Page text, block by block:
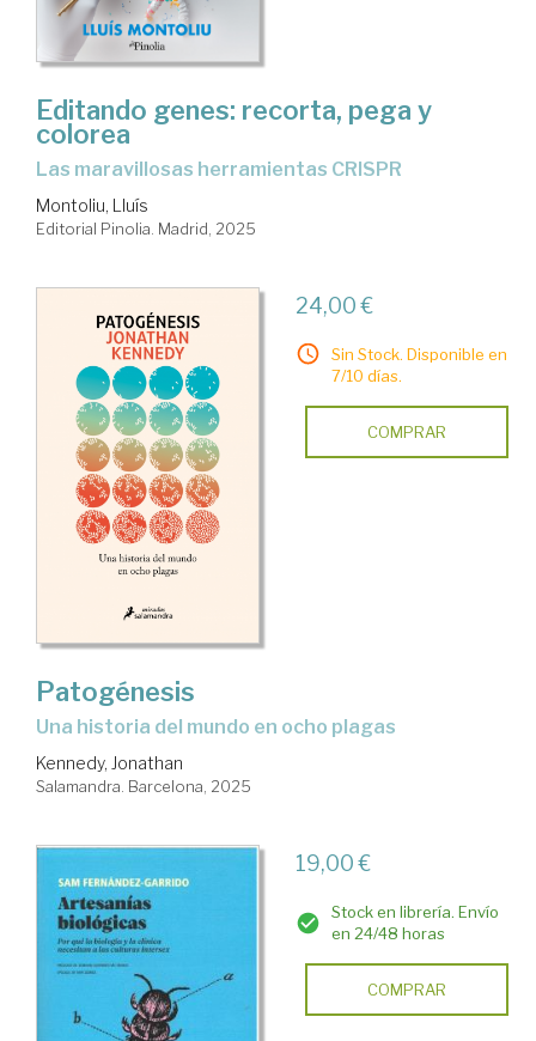
Editando genes: recorta, pega y
colorea
Las maravillosas herramientas CRISPR
Montoliu, Lluís
Editorial Pinolia. Madrid, 2025
24,00 €
Sin Stock. Disponible en
7/10 días.
COMPRAR
Patogénesis
Una historia del mundo en ocho plagas
Kennedy, Jonathan
Salamandra. Barcelona, 2025
19,00 €
Stock en librería. Envío
en 24/48 horas
COMPRAR